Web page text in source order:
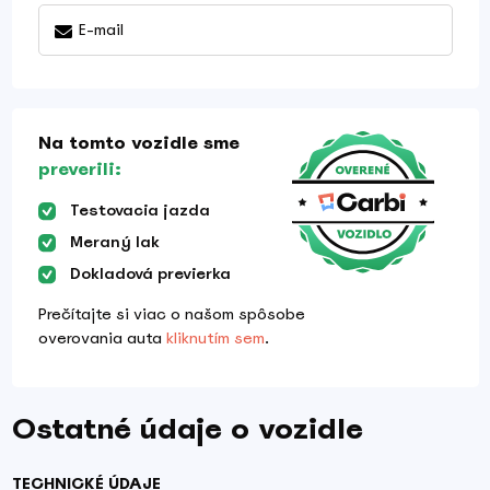
E-mail
Na tomto vozidle sme
preverili:
Testovacia jazda
Meraný lak
Dokladová previerka
Prečítajte si viac o našom spôsobe
overovania auta kliknutím sem.
Ostatné údaje o vozidle
TECHNICKÉ ÚDAJE